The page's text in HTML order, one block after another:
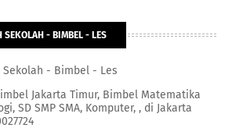
SEKOLAH - BIMBEL - LES
Jakarta Timur, Bimbel Matematika
SD SMP SMA, Komputer, , di Jakarta